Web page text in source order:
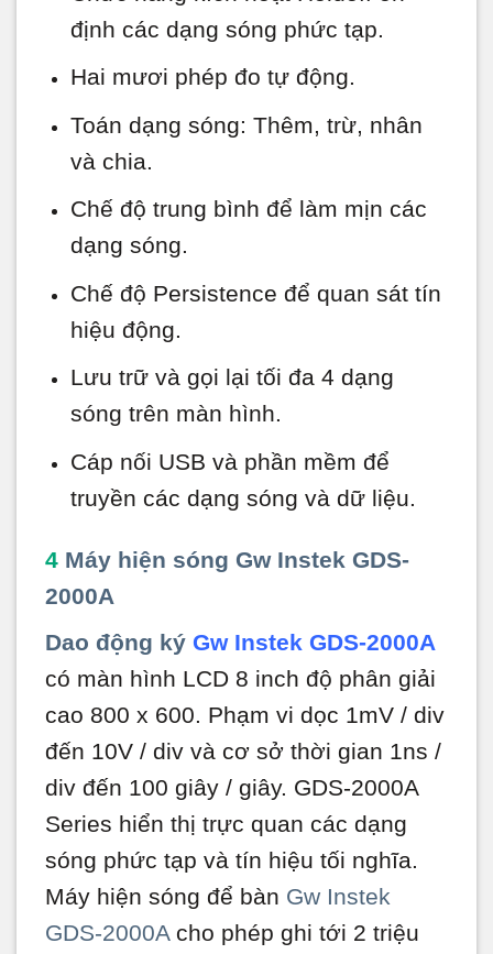
định các dạng sóng phức tạp.
Hai mươi phép đo tự động.
Toán dạng sóng: Thêm, trừ, nhân
và chia.
Chế độ trung bình để làm mịn các
dạng sóng.
Chế độ Persistence để quan sát tín
hiệu động.
Lưu trữ và gọi lại tối đa 4 dạng
sóng trên màn hình.
Cáp nối USB và phần mềm để
truyền các dạng sóng và dữ liệu.
4 Máy hiện sóng Gw Instek GDS-
2000A
Dao động ký Gw Instek GDS-2000A
có màn hình LCD 8 inch độ phân giải
cao 800 x 600. Phạm vi dọc 1mV / div
đến 10V / div và cơ sở thời gian 1ns /
div đến 100 giây / giây. GDS-2000A
Series hiển thị trực quan các dạng
sóng phức tạp và tín hiệu tối nghĩa.
Máy hiện sóng để bàn Gw Instek
GDS-2000A cho phép ghi tới 2 triệu